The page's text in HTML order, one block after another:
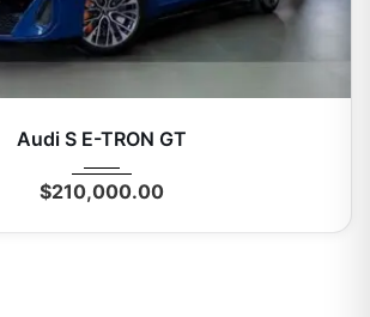
Audi S E-TRON GT
$210,000.00